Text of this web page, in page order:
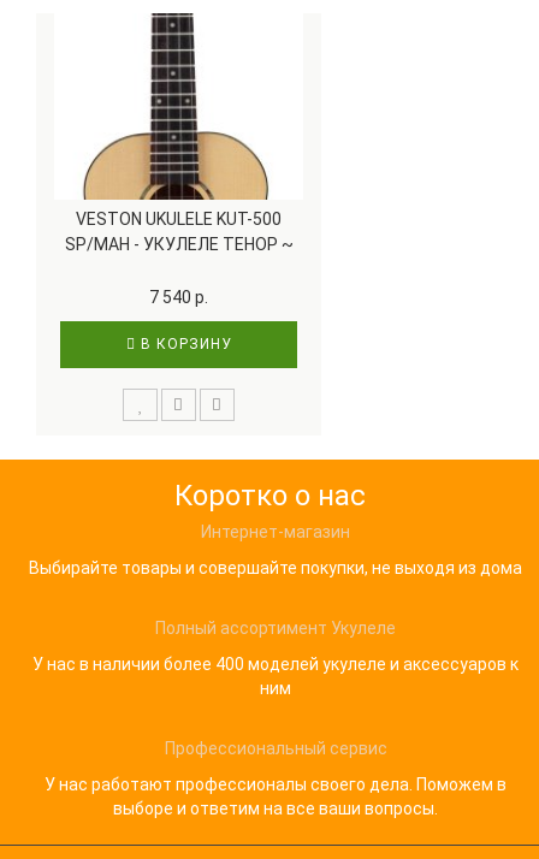
VESTON UKULELE KUT-500
SP/MAH - УКУЛЕЛЕ ТЕНОР ~
7 540 р.
В КОРЗИНУ
Коротко о нас
Интернет-магазин
Выбирайте товары и совершайте покупки, не выходя из дома
Полный ассортимент Укулеле
У нас в наличии более 400 моделей укулеле и аксессуаров к
ним
Профессиональный сервис
У нас работают профессионалы своего дела. Поможем в
выборе и ответим на все ваши вопросы.